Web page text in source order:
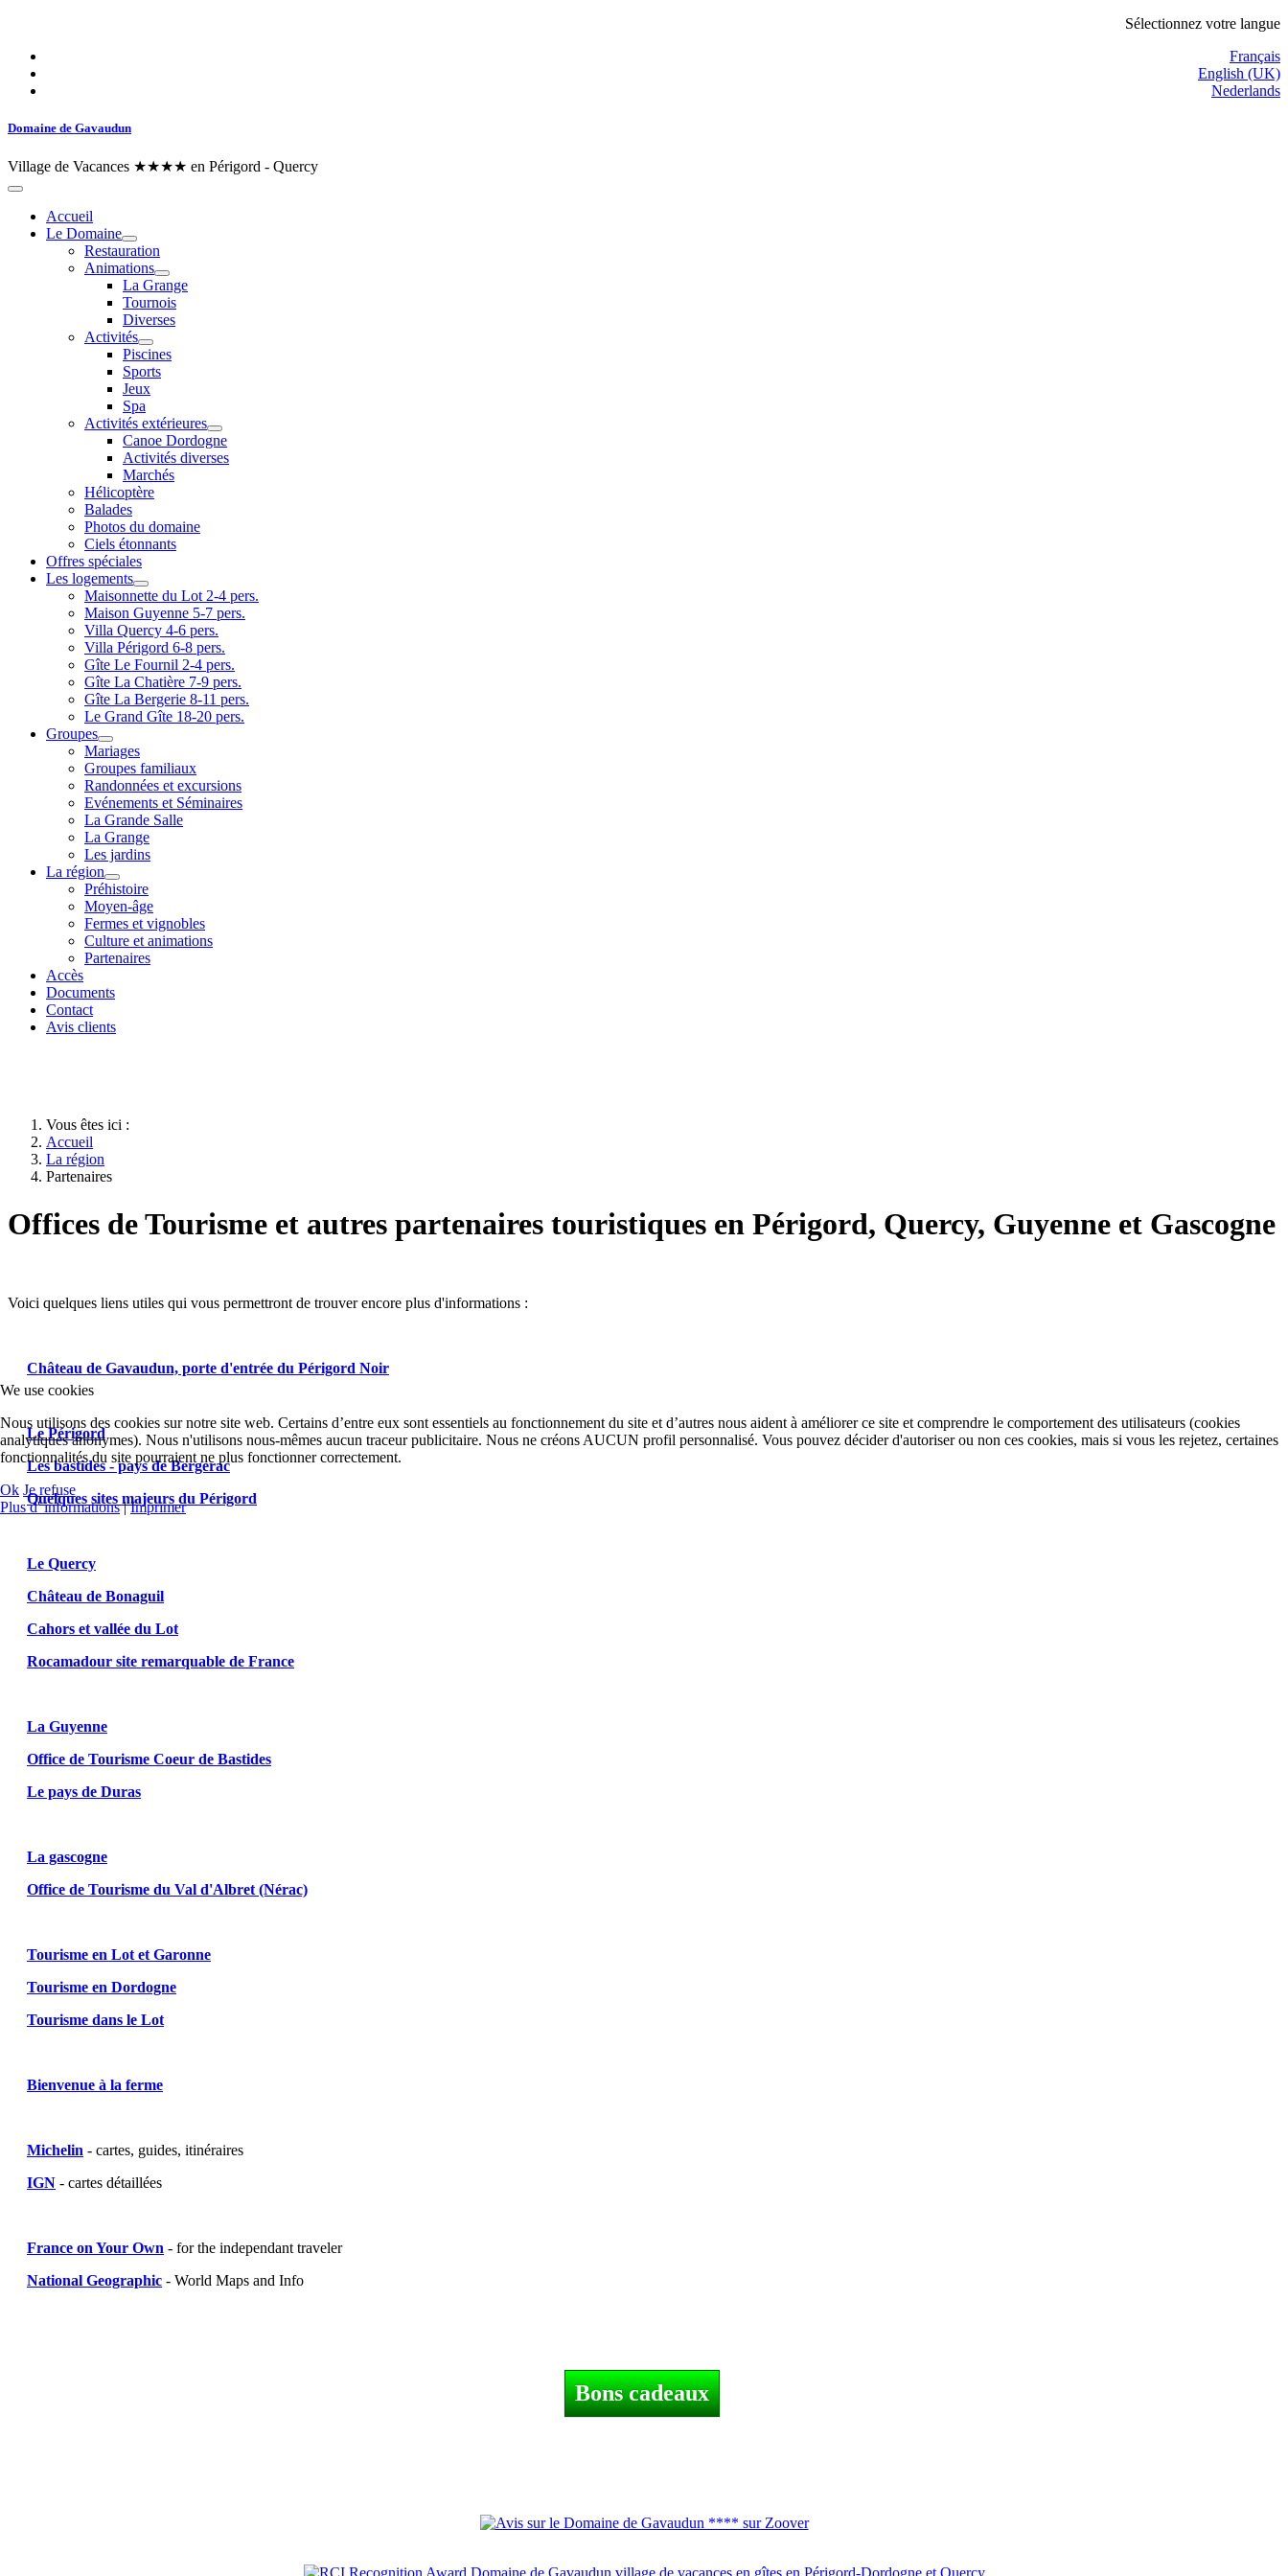
Sélectionnez votre langue
Français
English (UK)
Nederlands
Domaine de Gavaudun
Village de Vacances ★★★★ en Périgord - Quercy
Accueil
Le Domaine
Restauration
Animations
La Grange
Tournois
Diverses
Activités
Piscines
Sports
Jeux
Spa
Activités extérieures
Canoe Dordogne
Activités diverses
Marchés
Hélicoptère
Balades
Photos du domaine
Ciels étonnants
Offres spéciales
Les logements
Maisonnette du Lot 2-4 pers.
Maison Guyenne 5-7 pers.
Villa Quercy 4-6 pers.
Villa Périgord 6-8 pers.
Gîte Le Fournil 2-4 pers.
Gîte La Chatière 7-9 pers.
Gîte La Bergerie 8-11 pers.
Le Grand Gîte 18-20 pers.
Groupes
Mariages
Groupes familiaux
Randonnées et excursions
Evénements et Séminaires
La Grande Salle
La Grange
Les jardins
La région
Préhistoire
Moyen-âge
Fermes et vignobles
Culture et animations
Partenaires
Accès
Documents
Contact
Avis clients
Vous êtes ici :
Accueil
La région
Partenaires
Offices de Tourisme et autres partenaires touristiques en Périgord, Quercy, Guyenne et Gascogne
Voici quelques liens utiles qui vous permettront de trouver encore plus d'informations :
Château de Gavaudun, porte d'entrée du Périgord Noir
Le Périgord
Les bastides - pays de Bergerac
Quelques sites majeurs du Périgord
Le Quercy
Château de Bonaguil
Cahors et vallée du Lot
Rocamadour site remarquable de France
La Guyenne
Office de Tourisme Coeur de Bastides
Le pays de Duras
La gascogne
Office de Tourisme du Val d'Albret (Nérac)
Tourisme en Lot et Garonne
Tourisme en Dordogne
Tourisme dans le Lot
Bienvenue à la ferme
Michelin - cartes, guides, itinéraires
IGN - cartes détaillées
France on Your Own - for the independant traveler
National Geographic - World Maps and Info
We use cookies
Nous utilisons des cookies sur notre site web. Certains d’entre eux sont essentiels au fonctionnement du site et d’autres nous aident à améliorer ce site et comprendre le comportement des utilisateurs (cookies
analytiques anonymes). Nous n'utilisons nous-mêmes aucun traceur publicitaire. Nous ne créons AUCUN profil personnalisé. Vous pouvez décider d'autoriser ou non ces cookies, mais si vous les rejetez, certaines
fonctionnalités du site pourraient ne plus fonctionner correctement.
Ok Je refuse
Plus d' informations|Imprimer